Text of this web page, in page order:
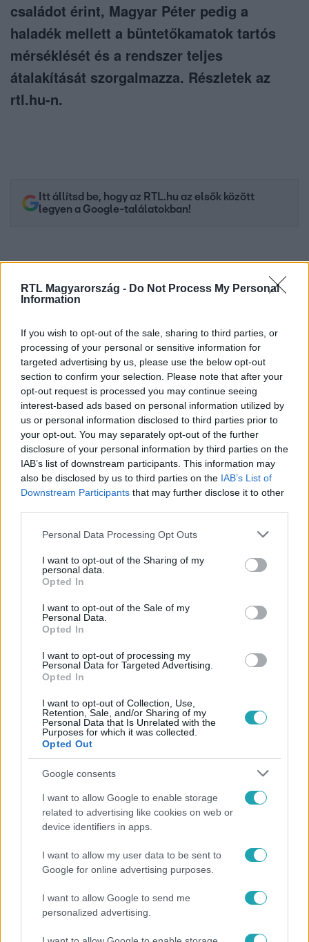
RTL Magyarország - Do Not Process My Personal
Information
If you wish to opt-out of the sale, sharing to third parties, or
processing of your personal or sensitive information for
targeted advertising by us, please use the below opt-out
section to confirm your selection. Please note that after your
opt-out request is processed you may continue seeing
interest-based ads based on personal information utilized by
us or personal information disclosed to third parties prior to
your opt-out. You may separately opt-out of the further
disclosure of your personal information by third parties on the
IAB’s list of downstream participants. This information may
also be disclosed by us to third parties on the IAB’s List of
Downstream Participants that may further disclose it to other
Please note that this website/app uses one or more Google
not limited to your visit or usage behaviour. You may click to
grant or deny consent to Google and its third-party tags to
use your data for below specified purposes in below Google
consent section.
Personal Data Processing Opt Outs
I want to opt-out of the Sharing of my
personal data.
Opted In
I want to opt-out of the Sale of my
Personal Data.
Opted In
I want to opt-out of processing my
Personal Data for Targeted Advertising.
Opted In
I want to opt-out of Collection, Use,
Retention, Sale, and/or Sharing of my
Personal Data that Is Unrelated with the
Purposes for which it was collected.
Opted Out
Google consents
I want to allow Google to enable storage
related to advertising like cookies on web or
device identifiers in apps.
I want to allow my user data to be sent to
Google for online advertising purposes.
I want to allow Google to send me
personalized advertising.
családot érint, Magyar Péter pedig a
haladék mellett a büntetőkamatok tartós
mérséklését és a rendszer teljes
átalakítását szorgalmazza. Részletek az
rtl.hu-n.
Itt állítsd be, hogy az RTL.hu az elsők között
legyen a Google-találatokban!
Kövess minket, és értesülj a friss hírekről a
Facebookon is!
Követem
BELFÖLD #MAGYAR HÍREK #KÖZÉLET
POLITIKA #BABAVÁRÓ HITEL 2026 BABAVÁRÓ HITEL
MAGYAR PÉTER
CSALÁDTÁMOGATÁS #MORATÓRIUM
PÉNZÜGYI STABILITÁS
ÁLLAMPAPÍR
Népszerű